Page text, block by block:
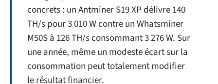
concrets : un Antminer S19 XP délivre 140
TH/s pour 3 010 W contre un Whatsminer
M50S à 126 TH/s consommant 3 276 W. Sur
une année, même un modeste écart sur la
consommation peut totalement modifier
le résultat financier.